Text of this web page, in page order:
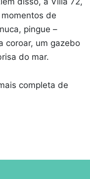
de
pingue –
coroar, um gazebo
do mar.
completa de